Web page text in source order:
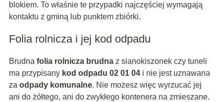
blokiem. To właśnie te przypadki najczęściej wymagają
kontaktu z gminą lub punktem zbiórki.
Folia rolnicza i jej kod odpadu
Brudna folia rolnicza brudnaz sianokiszonek czy tuneli
ma przypisany kod odpadu 02 01 04i nie jest uznawana
za odpady komunalne. Nie możesz więc wyrzucać jej
ani do żółtego, ani do zwykłego kontenera na zmieszane.